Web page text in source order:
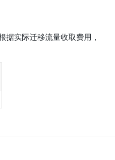
据实际迁移流量收取费用，